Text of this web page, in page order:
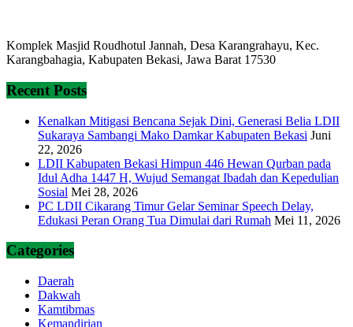
Komplek Masjid Roudhotul Jannah, Desa Karangrahayu, Kec.
Karangbahagia, Kabupaten Bekasi, Jawa Barat 17530
Recent Posts
Kenalkan Mitigasi Bencana Sejak Dini, Generasi Belia LDII
Sukaraya Sambangi Mako Damkar Kabupaten Bekasi Juni
22, 2026
LDII Kabupaten Bekasi Himpun 446 Hewan Qurban pada
Idul Adha 1447 H, Wujud Semangat Ibadah dan Kepedulian
Sosial Mei 28, 2026
PC LDII Cikarang Timur Gelar Seminar Speech Delay,
Edukasi Peran Orang Tua Dimulai dari Rumah Mei 11, 2026
Categories
Daerah
Dakwah
Kamtibmas
Kemandirian